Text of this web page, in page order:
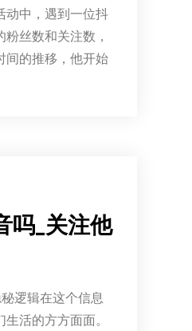
动中，遇到一位抖
丝数和关注数，
间的推移，他开始
吗_关注他
逻辑在这个信息
活的方方面面。